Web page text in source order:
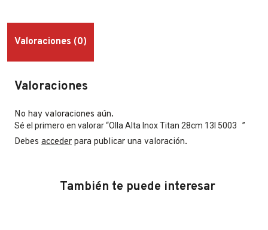
Valoraciones (0)
Valoraciones
No hay valoraciones aún.
Sé el primero en valorar “Olla Alta Inox Titan 28cm 13l 5003 ”
Debes acceder para publicar una valoración.
También te puede interesar